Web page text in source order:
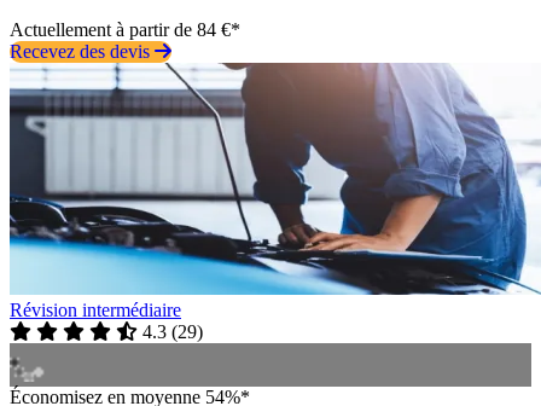
Actuellement à partir de 84 €*
Recevez des devis
Révision intermédiaire
4.3 (29)
Économisez en moyenne 54%*